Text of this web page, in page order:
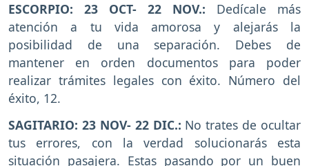
ESCORPIO: 23 OCT- 22 NOV.: Dedícale más
atención a tu vida amorosa y alejarás la
posibilidad de una separación. Debes de
mantener en orden documentos para poder
realizar trámites legales con éxito. Número del
éxito, 12.
SAGITARIO: 23 NOV- 22 DIC.: No trates de ocultar
tus errores, con la verdad solucionarás esta
situación pasajera. Estas pasando por un buen